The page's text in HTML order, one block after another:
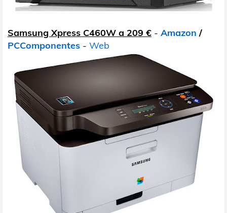
Samsung Xpress C460W a 209 € - Amazon /
PCComponentes - Web